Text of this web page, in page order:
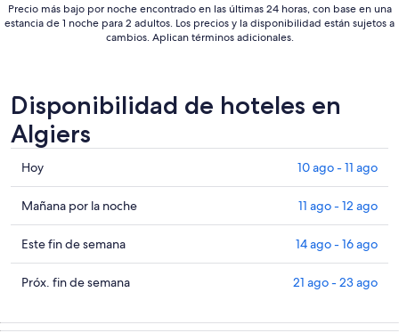
Precio más bajo por noche encontrado en las últimas 24 horas, con base en una
estancia de 1 noche para 2 adultos. Los precios y la disponibilidad están sujetos a
cambios. Aplican términos adicionales.
Disponibilidad de hoteles en
Algiers
Consultar
precios
en
Algiers
para
hoy,
10
Hoy 10 ago - 11 ago
Consultar
precios
en
Algiers
para
por
Mañana por la noche 11 ago - 12 ago
Consultar
precios
en
para
Este fin de semana 14 ago - 16 ago
Consultar
en
Próx. fin de semana 21 ago - 23 ago